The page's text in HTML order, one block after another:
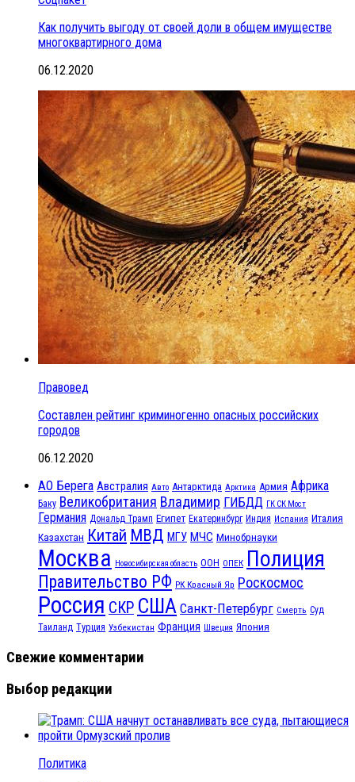
Как получить выгоду от своей доли в общем имуществе
многоквартирного дома
06.12.2020
Правовед
Составлен рейтинг криминогенно опасных российских
городов
06.12.2020
АО Берега Австралия Авто Антарктида Арктика Армия Африка
Баку Великобритания Владимир ГИБДД ГК СК Мост
Германия Дональд Трамп Египет Екатеринбург Индия Испания Италия
Казахстан Китай МВД МГУ МЧС Минобрнауки
Москва Новосибирская область ООН ОПЕК Полиция
Правительство РФ РК Красный Яр Роскосмос
Россия СКР США Санкт-Петербург Смерть Суд
Таиланд Турция Узбекистан Франция Швеция Япония
Свежие комментарии
Выбор редакции
Политика